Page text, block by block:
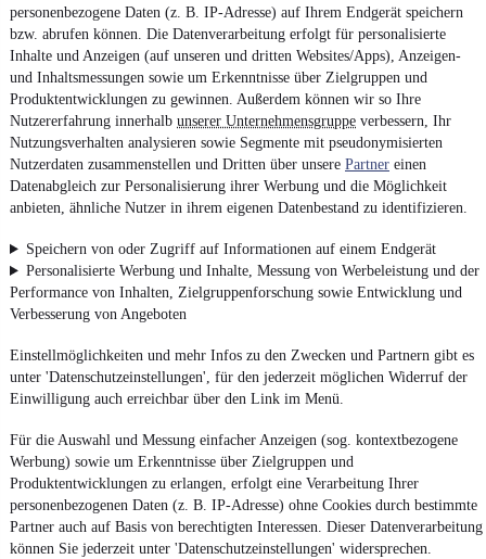
personenbezogene Daten (z. B. IP-Adresse) auf Ihrem Endgerät speichern
bzw. abrufen können. Die Datenverarbeitung erfolgt für personalisierte
Inhalte und Anzeigen (auf unseren und dritten Websites/Apps), Anzeigen-
und Inhaltsmessungen sowie um Erkenntnisse über Zielgruppen und
Produktentwicklungen zu gewinnen. Außerdem können wir so Ihre
Nutzererfahrung innerhalb unserer Unternehmensgruppe verbessern, Ihr
Nutzungsverhalten analysieren sowie Segmente mit pseudonymisierten
Nutzerdaten zusammenstellen und Dritten über unsere Partner einen
Datenabgleich zur Personalisierung ihrer Werbung und die Möglichkeit
anbieten, ähnliche Nutzer in ihrem eigenen Datenbestand zu identifizieren.
Speichern von oder Zugriff auf Informationen auf einem Endgerät
Personalisierte Werbung und Inhalte, Messung von Werbeleistung und der
Performance von Inhalten, Zielgruppenforschung sowie Entwicklung und
Verbesserung von Angeboten
Einstellmöglichkeiten und mehr Infos zu den Zwecken und Partnern gibt es
unter 'Datenschutzeinstellungen', für den jederzeit möglichen Widerruf der
Einwilligung auch erreichbar über den Link im Menü.
Für die Auswahl und Messung einfacher Anzeigen (sog. kontextbezogene
Werbung) sowie um Erkenntnisse über Zielgruppen und
Produktentwicklungen zu erlangen, erfolgt eine Verarbeitung Ihrer
personenbezogenen Daten (z. B. IP-Adresse) ohne Cookies durch bestimmte
Partner auch auf Basis von berechtigten Interessen. Dieser Datenverarbeitung
können Sie jederzeit unter 'Datenschutzeinstellungen' widersprechen.